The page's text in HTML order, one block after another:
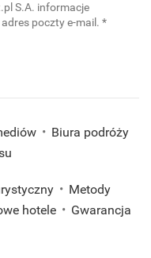
S.A. informacje
poczty e-mail. *
Biura podróży
Metody
hotele
Gwarancja